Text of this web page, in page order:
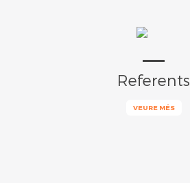
Referents
VEURE MÉS